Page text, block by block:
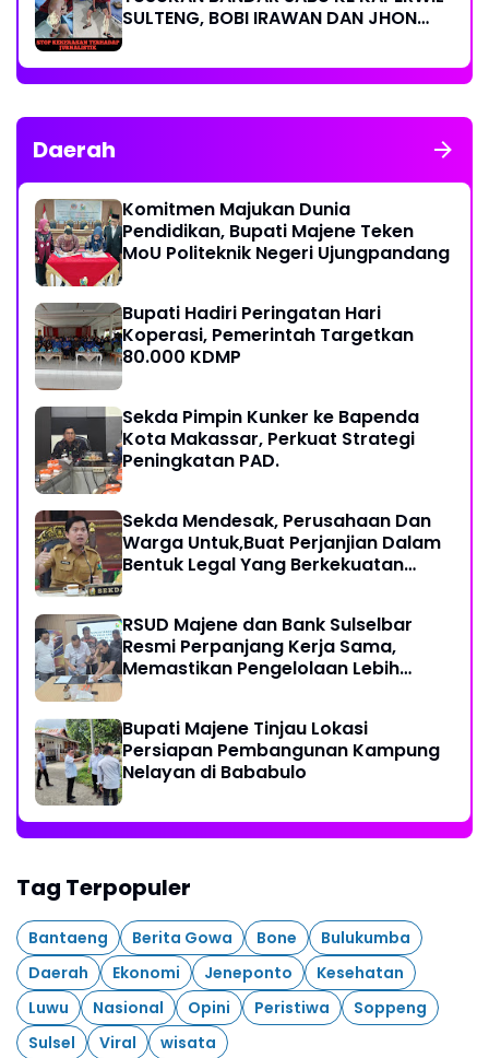
SULTENG, BOBI IRAWAN DAN JHON
KERAS KINERJA POLRI!
Daerah
Komitmen Majukan Dunia
Pendidikan, Bupati Majene Teken
MoU Politeknik Negeri Ujungpandang
Bupati Hadiri Peringatan Hari
Koperasi, Pemerintah Targetkan
80.000 KDMP
Sekda Pimpin Kunker ke Bapenda
Kota Makassar, Perkuat Strategi
Peningkatan PAD.
Sekda Mendesak, Perusahaan Dan
Warga Untuk,Buat Perjanjian Dalam
Bentuk Legal Yang Berkekuatan
RSUD Majene dan Bank Sulselbar
Resmi Perpanjang Kerja Sama,
Memastikan Pengelolaan Lebih
Bupati Majene Tinjau Lokasi
Persiapan Pembangunan Kampung
Nelayan di Bababulo
Tag Terpopuler
Bantaeng Berita Gowa Bone
Bulukumba
Daerah
Ekonomi Jeneponto
Kesehatan
Luwu
Nasional Opini Peristiwa
Soppeng
Sulsel
Viral wisata